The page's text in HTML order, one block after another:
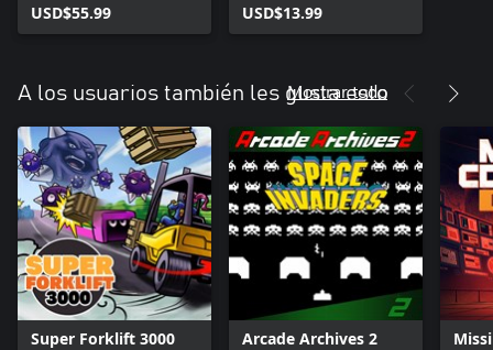
USD$55.99
USD$13.99
A los usuarios también les gusta esto
Mostrar todo
Super Forklift 3000
Arcade Archives 2